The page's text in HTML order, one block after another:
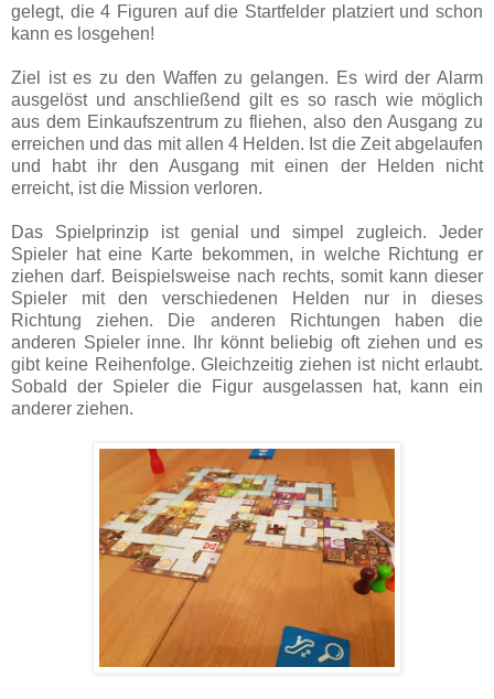
gelegt, die 4 Figuren auf die Startfelder platziert und schon
kann es losgehen!
Ziel ist es zu den Waffen zu gelangen. Es wird der Alarm
ausgelöst und anschließend gilt es so rasch wie möglich
aus dem Einkaufszentrum zu fliehen, also den Ausgang zu
erreichen und das mit allen 4 Helden. Ist die Zeit abgelaufen
und habt ihr den Ausgang mit einen der Helden nicht
erreicht, ist die Mission verloren.
Das Spielprinzip ist genial und simpel zugleich. Jeder
Spieler hat eine Karte bekommen, in welche Richtung er
ziehen darf. Beispielsweise nach rechts, somit kann dieser
Spieler mit den verschiedenen Helden nur in dieses
Richtung ziehen. Die anderen Richtungen haben die
anderen Spieler inne. Ihr könnt beliebig oft ziehen und es
gibt keine Reihenfolge. Gleichzeitig ziehen ist nicht erlaubt.
Sobald der Spieler die Figur ausgelassen hat, kann ein
anderer ziehen.